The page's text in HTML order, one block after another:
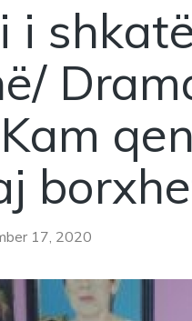
i
17, 2020